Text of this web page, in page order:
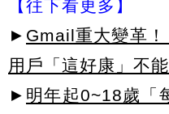
【往下看更多】
► Gmail重大變革
用戶「這好康」不
► 明年起0~18歲「